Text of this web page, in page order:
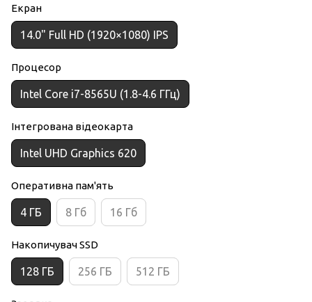
Екран
14.0" Full HD (1920×1080) IPS
Процесор
Intel Core i7-8565U (1.8-4.6 ГГц)
Інтегрована відеокарта
Intel UHD Graphics 620
Оперативна пам'ять
4 ГБ 8 Гб 16 Гб
Накопичувач SSD
128 ГБ 256 ГБ 512 ГБ